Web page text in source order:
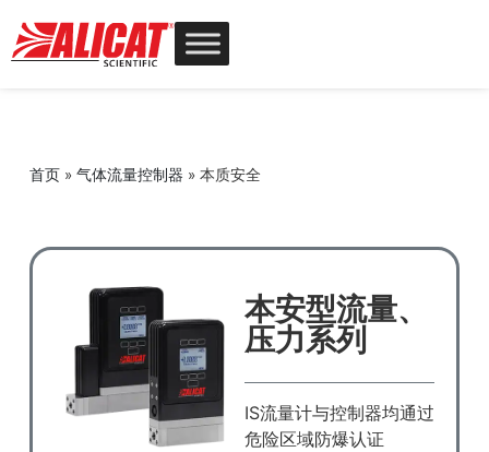
首页» 气体流量控制器 » 本质安全
本安型流量、
压力系列
IS流量计与控制器均通过
危险区域防爆认证